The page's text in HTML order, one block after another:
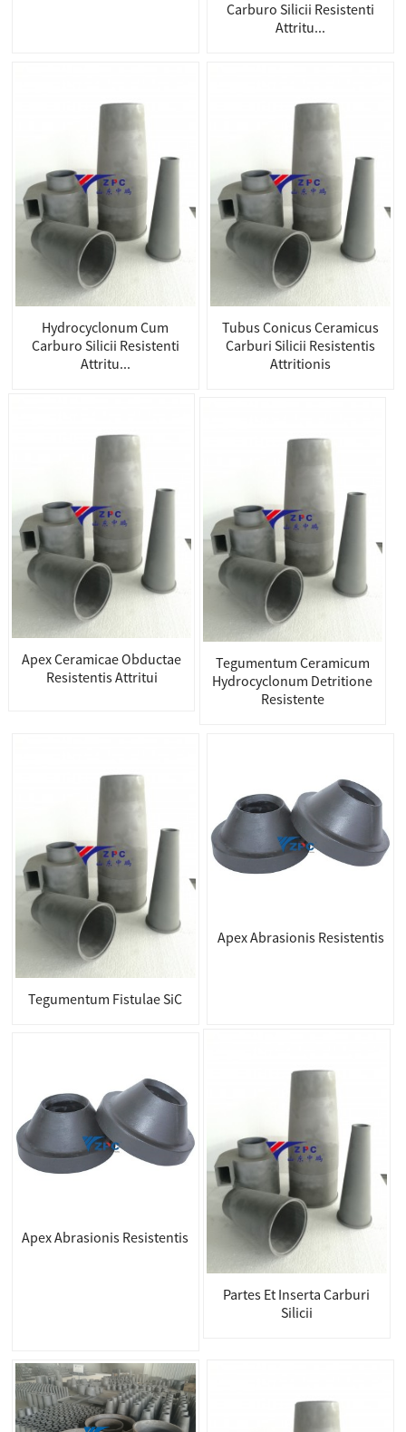
Carburo Silicii Resistenti
Attritu...
Hydrocyclonum Cum
Carburo Silicii Resistenti
Attritu...
Tubus Conicus Ceramicus
Carburi Silicii Resistentis
Attritionis
Apex Ceramicae Obductae
Resistentis Attritui
Tegumentum Ceramicum
Hydrocyclonum Detritione
Resistente
Tegumentum Fistulae SiC
Apex Abrasionis Resistentis
Apex Abrasionis Resistentis
Partes Et Inserta Carburi
Silicii